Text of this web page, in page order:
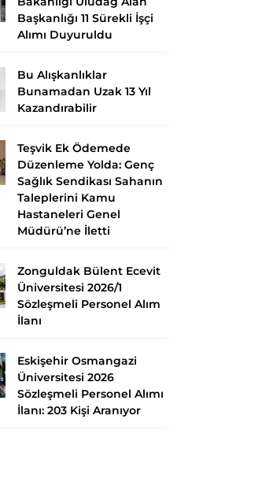
Başkanlığı 11 Sürekli İşçi
Alımı Duyuruldu
Bu Alışkanlıklar
Bunamadan Uzak 13 Yıl
Kazandırabilir
Teşvik Ek Ödemede
Düzenleme Yolda: Genç
Sağlık Sendikası Sahanın
Taleplerini Kamu
Hastaneleri Genel
Müdürü’ne İletti
Zonguldak Bülent Ecevit
Üniversitesi 2026/1
Sözleşmeli Personel Alım
İlanı
Eskişehir Osmangazi
Üniversitesi 2026
Sözleşmeli Personel Alımı
İlanı: 203 Kişi Aranıyor